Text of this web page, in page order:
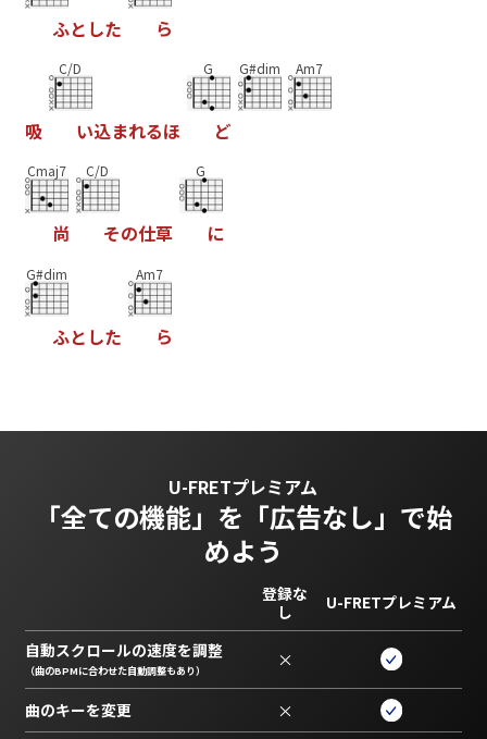
ふと した ら
吸
C/D
い込まれるほ
G
ど
G#dim Am7
Cmaj7
尚
C/D
その仕草
G
に
G#dim
ふと した
Am7
ら
U-FRETプレミアム
「全ての機能」を 「広告なし」で始
めよう
登録な
し
U-FRETプレミアム
自動スクロールの速度を調整
（曲のBPMに合わせた自動調整もあり） ×
曲のキーを変更 ×